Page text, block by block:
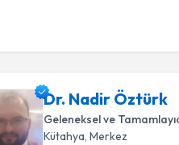
Dr. Nadir Öztürk
Geleneksel ve
Kütahya,Merkez